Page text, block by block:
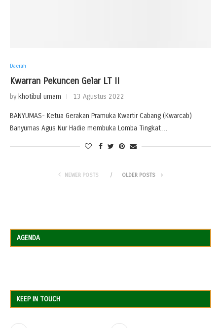
Daerah
Kwarran Pekuncen Gelar LT II
by khotibul umam 13 Agustus 2022
BANYUMAS- Ketua Gerakan Pramuka Kwartir Cabang (Kwarcab)
Banyumas Agus Nur Hadie membuka Lomba Tingkat…
NEWER POSTS OLDER POSTS
AGENDA
KEEP IN TOUCH